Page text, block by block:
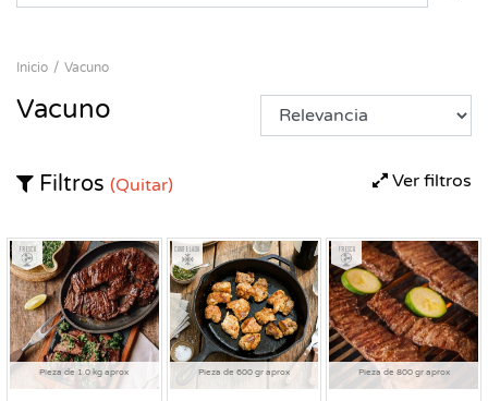
Inicio Vacuno
Vacuno
Ver filtros
Filtros (Quitar)
Pieza de 1.0 kg aprox
Fresco
Pieza de 600 gr aprox
Congelado
Pieza de 800 gr aprox
Fresco